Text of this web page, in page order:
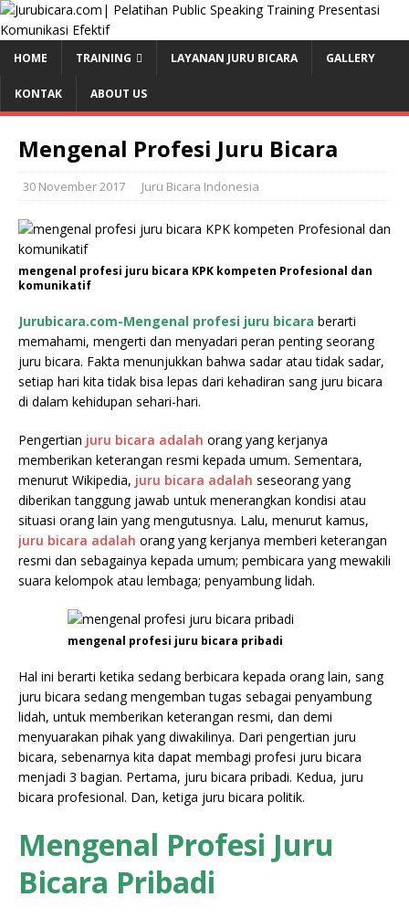
HOME TRAINING LAYANAN JURU BICARA GALLERY
KONTAK ABOUT US
Mengenal Profesi Juru Bicara
30 November 2017 Juru Bicara Indonesia
mengenal profesi juru bicara KPK kompeten Profesional dan
komunikatif
Jurubicara.com-Mengenal profesi juru bicara berarti
memahami, mengerti dan menyadari peran penting seorang
juru bicara. Fakta menunjukkan bahwa sadar atau tidak sadar,
setiap hari kita tidak bisa lepas dari kehadiran sang juru bicara
di dalam kehidupan sehari-hari.
Pengertian juru bicara adalah orang yang kerjanya
memberikan keterangan resmi kepada umum. Sementara,
menurut Wikipedia, juru bicara adalah seseorang yang
diberikan tanggung jawab untuk menerangkan kondisi atau
situasi orang lain yang mengutusnya. Lalu, menurut kamus,
juru bicara adalah orang yang kerjanya memberi keterangan
resmi dan sebagainya kepada umum; pembicara yang mewakili
suara kelompok atau lembaga; penyambung lidah.
mengenal profesi juru bicara pribadi
Hal ini berarti ketika sedang berbicara kepada orang lain, sang
juru bicara sedang mengemban tugas sebagai penyambung
lidah, untuk memberikan keterangan resmi, dan demi
menyuarakan pihak yang diwakilinya. Dari pengertian juru
bicara, sebenarnya kita dapat membagi profesi juru bicara
menjadi 3 bagian. Pertama, juru bicara pribadi. Kedua, juru
bicara profesional. Dan, ketiga juru bicara politik.
Mengenal Profesi Juru
Bicara Pribadi